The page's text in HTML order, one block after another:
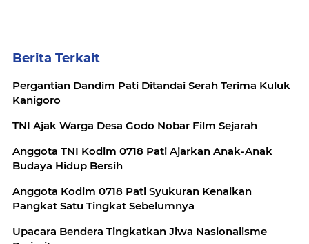
Berita Terkait
Pergantian Dandim Pati Ditandai Serah Terima Kuluk
Kanigoro
TNI Ajak Warga Desa Godo Nobar Film Sejarah
Anggota TNI Kodim 0718 Pati Ajarkan Anak-Anak
Budaya Hidup Bersih
Anggota Kodim 0718 Pati Syukuran Kenaikan
Pangkat Satu Tingkat Sebelumnya
Upacara Bendera Tingkatkan Jiwa Nasionalisme